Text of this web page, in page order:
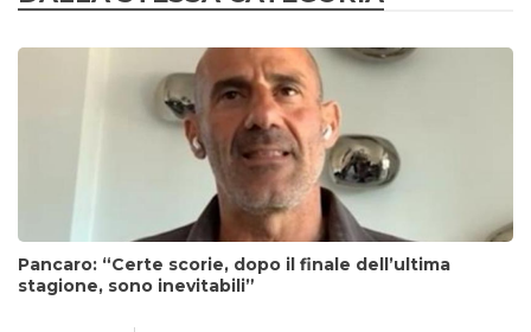
Pancaro: “Certe scorie, dopo il finale dell’ultima
stagione, sono inevitabili”